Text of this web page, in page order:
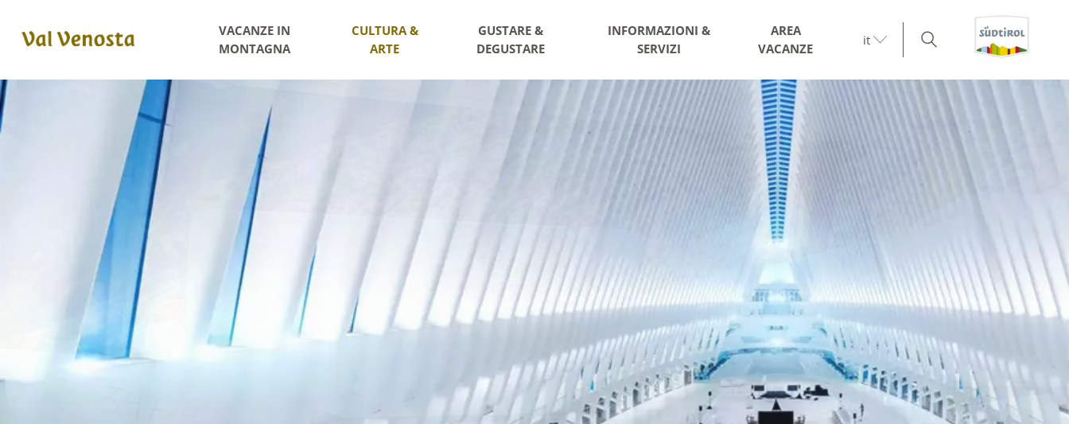
VACANZE IN
MONTAGNA
CULTURA &
ARTE
GUSTARE &
DEGUSTARE
INFORMAZIONI &
SERVIZI
AREA
VACANZE
it